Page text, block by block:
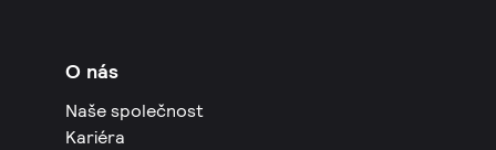
O nás
Naše společnost
Kariéra